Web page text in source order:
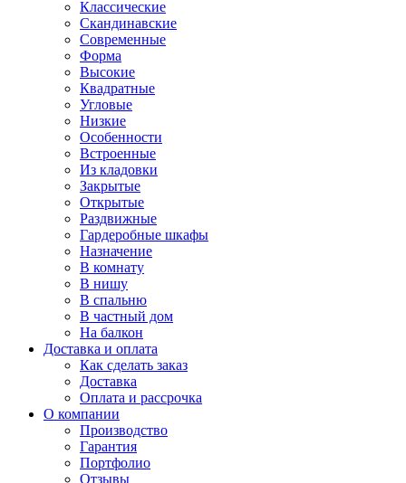
Классические
Скандинавские
Современные
Форма
Высокие
Квадратные
Угловые
Низкие
Особенности
Встроенные
Из кладовки
Закрытые
Открытые
Раздвижные
Гардеробные шкафы
Назначение
В комнату
В нишу
В спальню
В частный дом
На балкон
Доставка и оплата
Как сделать заказ
Доставка
Оплата и рассрочка
О компании
Производство
Гарантия
Портфолио
Отзывы